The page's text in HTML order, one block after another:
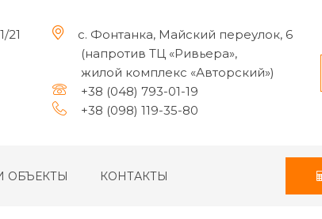
21
с. Фонтанка, Майский переулок, 6
(напротив ТЦ «Ривьера»,
жилой комплекс «Авторский»)
+38 (048) 793-01-19
+38 (098) 119-35-80
ОБЪЕКТЫ КОНТАКТЫ